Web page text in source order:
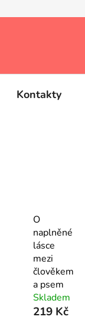
Kontakty
O
naplněné
lásce
mezi
člověkem
a psem
Skladem
219 Kč